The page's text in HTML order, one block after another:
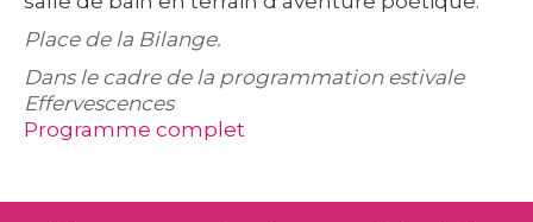
Place de la Bilange.
Dans le cadre de la programmation estivale
Effervescences
Programme complet